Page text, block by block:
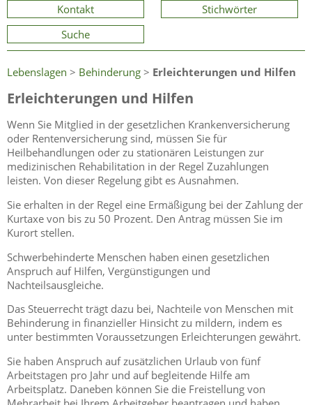
Kontakt
Stichwörter
Suche
Lebenslagen > Behinderung > Erleichterungen und Hilfen
Erleichterungen und Hilfen
Wenn Sie Mitglied in der gesetzlichen Krankenversicherung
oder Rentenversicherung sind, müssen Sie für
Heilbehandlungen oder zu stationären Leistungen zur
medizinischen Rehabilitation in der Regel Zuzahlungen
leisten. Von dieser Regelung gibt es Ausnahmen.
Sie erhalten in der Regel eine Ermäßigung bei der Zahlung der
Kurtaxe von bis zu 50 Prozent. Den Antrag müssen Sie im
Kurort stellen.
Schwerbehinderte Menschen haben einen gesetzlichen
Anspruch auf Hilfen, Vergünstigungen und
Nachteilsausgleiche.
Das Steuerrecht trägt dazu bei, Nachteile von Menschen mit
Behinderung in finanzieller Hinsicht zu mildern, indem es
unter bestimmten Voraussetzungen Erleichterungen gewährt.
Sie haben Anspruch auf zusätzlichen Urlaub von fünf
Arbeitstagen pro Jahr und auf begleitende Hilfe am
Arbeitsplatz. Daneben können Sie die Freistellung von